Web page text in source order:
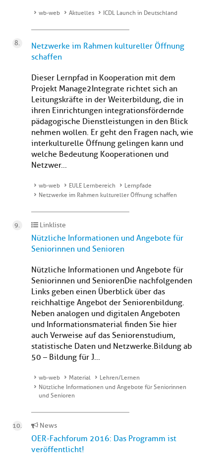
wb-web Aktuelles ICDL Launch in Deutschland
Netzwerke im Rahmen kultureller Öffnung
schaffen
Dieser Lernpfad in Kooperation mit dem
Projekt Manage2Integrate richtet sich an
Leitungskräfte in der Weiterbildung, die in
ihren Einrichtungen integrationsfördernde
pädagogische Dienstleistungen in den Blick
nehmen wollen. Er geht den Fragen nach, wie
interkulturelle Öffnung gelingen kann und
welche Bedeutung Kooperationen und
Netzwer...
wb-web EULE Lernbereich
Lernpfade
Netzwerke im Rahmen kultureller Öffnung schaffen
Linkliste
Nützliche Informationen und Angebote für
Seniorinnen und Senioren
Nützliche Informationen und Angebote für
Seniorinnen und SeniorenDie nachfolgenden
Links geben einen Überblick über das
reichhaltige Angebot der Seniorenbildung.
Neben analogen und digitalen Angeboten
und Informationsmaterial finden Sie hier
auch Verweise auf das Seniorenstudium,
statistische Daten und Netzwerke. Bildung ab
50 – Bildung für J...
wb-web Material
Lehren/Lernen
Nützliche Informationen und Angebote für Seniorinnen
und Senioren
News
OER-Fachforum 2016: Das Programm ist
veröffentlicht!